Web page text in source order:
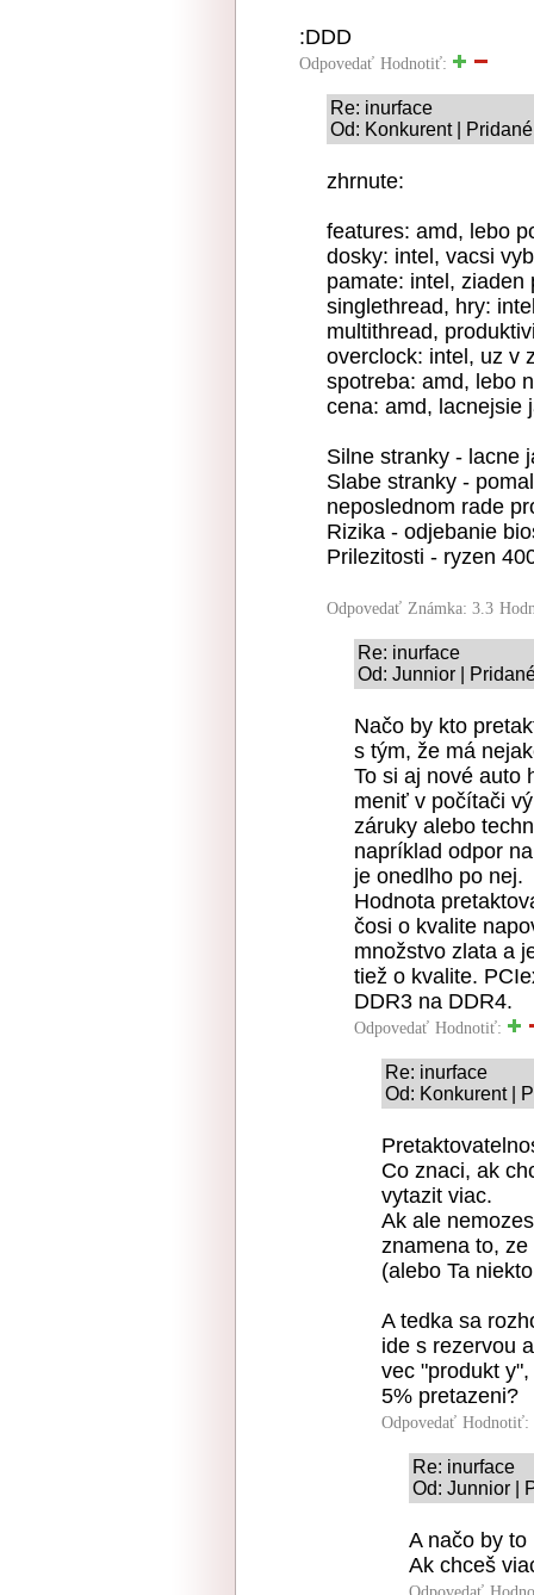
:DDD
Odpovedať Hodnotiť:
Re: inurface
Od: Konkurent |
zhrnute:
features: amd, lebo
dosky: intel, vacsi
pamate: intel, ziaden
singlethread, hry:
multithread,
overclock: intel, uz v
spotreba: amd, lebo
cena: amd, lacnejsie
Silne stranky - lacne
Slabe stranky -
neposlednom rade
Rizika - odjebanie
Prilezitosti - ryzen
Odpovedať Známka: 3.3
Re: inurface
Od: Junnior |
Načo by kto
s tým, že má
To si aj nové auto
meniť v počítači
záruky alebo
napríklad odpor
je onedlho po nej.
Hodnota
čosi o kvalite
množstvo zlata a
tiež o kvalite.
DDR3 na DDR4.
Odpovedať Hodnotiť:
Re: inurface
Od: Konkurent |
Co znaci, ak
vytazit viac.
Ak ale
znamena to,
(alebo Ta
A tedka sa
ide s rezervou
vec "produkt
5% pretazeni?
Odpovedať Hodnotiť:
Re: inurface
Od: Junnior |
A načo by
Ak chceš